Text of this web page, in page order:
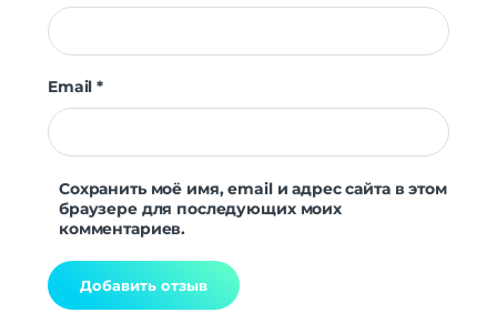
Email*
Сохранить моё имя, email и адрес сайта в этом
браузере для последующих моих
комментариев.